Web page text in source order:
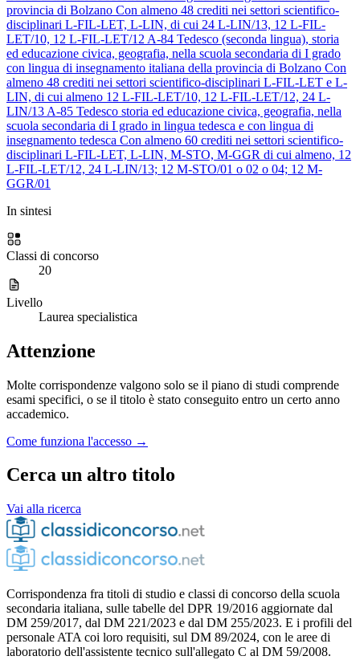
provincia di Bolzano Con almeno 48 crediti nei settori scientifico-
disciplinari L-FIL-LET, L-LIN, di cui 24 L-LIN/13, 12 L-FIL-
LET/10, 12 L-FIL-LET/12 A-84 Tedesco (seconda lingua), storia
ed educazione civica, geografia, nella scuola secondaria di I grado
con lingua di insegnamento italiana della provincia di Bolzano Con
almeno 48 crediti nei settori scientifico-disciplinari L-FIL-LET e L-
LIN, di cui almeno 12 L-FIL-LET/10, 12 L-FIL-LET/12, 24 L-
LIN/13 A-85 Tedesco storia ed educazione civica, geografia, nella
scuola secondaria di I grado in lingua tedesca e con lingua di
insegnamento tedesca Con almeno 60 crediti nei settori scientifico-
disciplinari L-FIL-LET, L-LIN, M-STO, M-GGR di cui almeno, 12
L-FIL-LET/12, 24 L-LIN/13; 12 M-STO/01 o 02 o 04; 12 M-
GGR/01
In sintesi
Classi di concorso
20
Livello
Laurea specialistica
Attenzione
Molte corrispondenze valgono solo se il piano di studi comprende
esami specifici, o se il titolo è stato conseguito entro un certo anno
accademico.
Come funziona l'accesso →
Cerca un altro titolo
Vai alla ricerca
Corrispondenza fra titoli di studio e classi di concorso della scuola
secondaria italiana, sulle tabelle del DPR 19/2016 aggiornate dal
DM 259/2017, dal DM 221/2023 e dal DM 255/2023. E i profili del
personale ATA coi loro requisiti, sul DM 89/2024, con le aree di
laboratorio dell'assistente tecnico sull'allegato C al DM 59/2008.